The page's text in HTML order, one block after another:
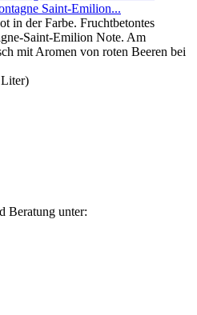
Saint-Emilion...
in der Farbe. Fruchtbetontes
Saint-Emilion Note. Am
mit Aromen von roten Beeren bei
Beratung unter: